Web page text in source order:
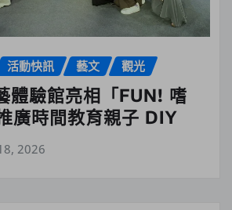
活動快訊 藝文 觀光
體驗館亮相「FUN! 嗜
廣時間教育親子 DIY
2026